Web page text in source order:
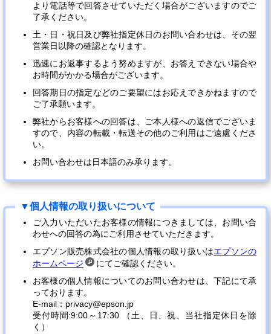
より電話等で回答させていただく場合がございますのでご
了承ください。
土・日・祝日及び弊社指定休日のお問い合わせは、その翌
営業日以降の確認となります。
迅速にお返事するよう努めますが、お答えできない場合や
お時間がかかる場合がございます。
回答期日の指定などのご要望にはお応えできかねますので
ご了承願います。
弊社からお客様への回答は、ご本人様への返信でございま
すので、内容の転載・転送その他のご利用はご遠慮くださ
い。
お問い合わせは日本語のみ承ります。
ご入力いただいたお客様の情報につきましては、お問い合
わせへの回答の為にご利用させていただきます。
エプソン販売株式会社の個人情報の取り扱いはエプソンの
ホームページ
にてご確認ください。
お客様の個人情報についてのお問い合わせは、下記にて承
っております。
E-mail：privacy@epson.jp
受付時間:9:00～17:30 （土、日、祝、当社指定休日を除
く）